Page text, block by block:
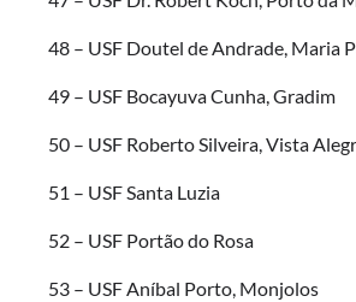
48 – USF Doutel de Andrade, Maria
49 – USF Bocayuva Cunha, Gradim
50 – USF Roberto Silveira, Vista
51 – USF Santa Luzia
52 – USF Portão do Rosa
53 – USF Aníbal Porto, Monjolos